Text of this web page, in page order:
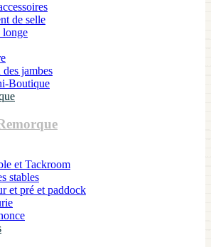
de selle
longe
jambes
Boutique
et Tackroom
stables
et pré et paddock